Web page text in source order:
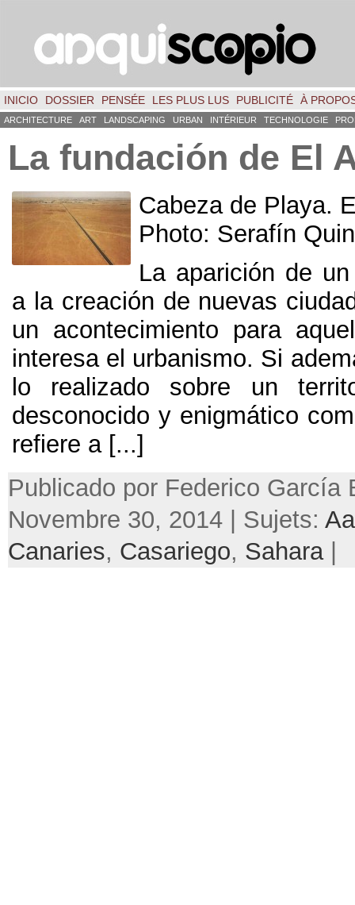
INICIO DOSSIER PENSÉE LES PLUS LUS PUBLICITÉ À
ARCHITECTURE ART LANDSCAPING URBAN INTÉRIEUR TECHNOLOGIE
La fundación de El
Cabeza de Playa.
Photo: Serafín
La aparición de
a la creación de nuevas
un acontecimiento para
interesa el urbanismo. Si
lo realizado sobre un
desconocido y enigmático
refiere a[...]
Publicado por Federico García
Novembre 30, 2014 | Sujets:
Canaries, Casariego, Sahara|